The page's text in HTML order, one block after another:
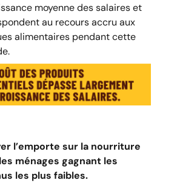
moyenne des salaires et
au recours accru aux
alimentaires pendant cette
l’emporte sur la nourriture
ménages gagnant les
les plus faibles.